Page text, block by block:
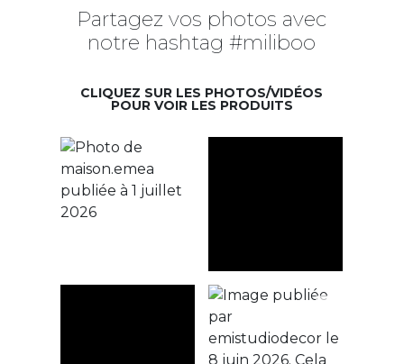
Partagez vos photos avec
notre hashtag #miliboo
CLIQUEZ SUR LES PHOTOS/VIDÉOS
POUR VOIR LES PRODUITS